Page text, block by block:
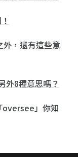
，還有這些意
8種意思嗎？
oversee」你知